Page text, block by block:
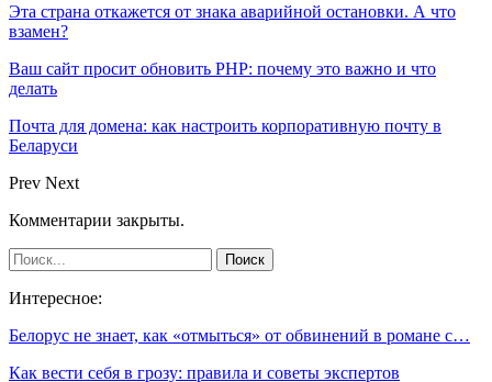
Эта страна откажется от знака аварийной остановки. А что
взамен?
Ваш сайт просит обновить PHP: почему это важно и что
делать
Почта для домена: как настроить корпоративную почту в
Беларуси
Prev Next
Комментарии закрыты.
Интересное:
Белорус не знает, как «отмыться» от обвинений в романе с…
Как вести себя в грозу: правила и советы экспертов